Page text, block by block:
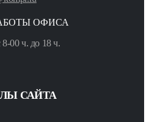
ОФИСА
00 ч. до 18 ч.
САЙТА